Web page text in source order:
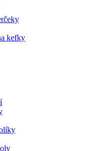
kefky